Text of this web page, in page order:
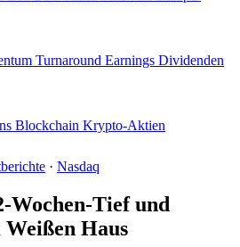
Turnaround Earnings Dividenden
Blockchain Krypto-Aktien
· Nasdaq
Wochen-Tief und
Haus